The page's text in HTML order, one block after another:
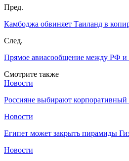
Пред.
Камбоджа обвиняет Таиланд в
След.
Прямое авиасообщение между РФ и
Смотрите также
Новости
Россияне выбирают
Новости
Египет может закрыть пирамиды
Новости